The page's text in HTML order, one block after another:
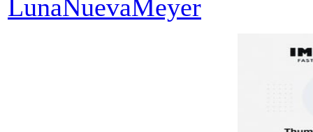
LunaNuevaMeyer